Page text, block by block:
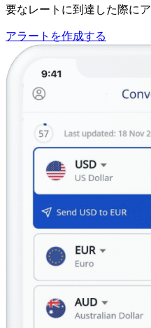
要なレートに到達した際に
アラートを作成する